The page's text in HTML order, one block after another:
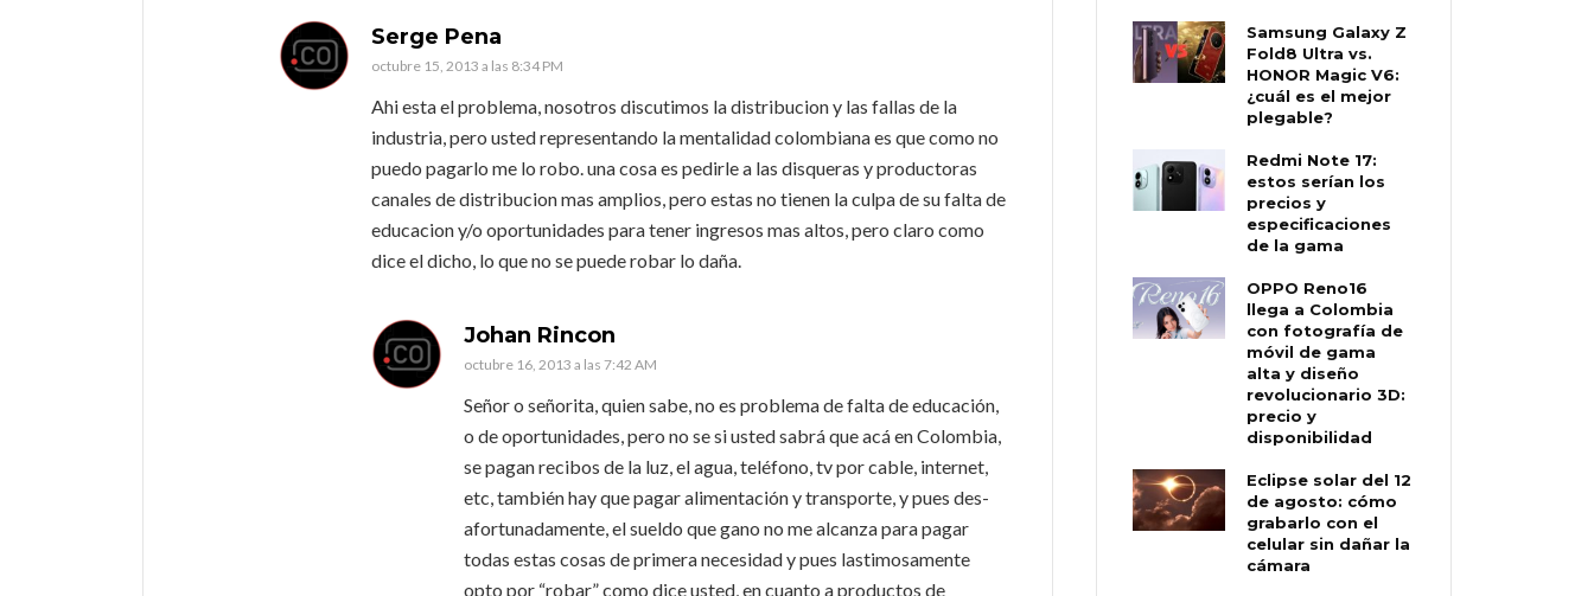
Serge Pena
octubre 15, 2013 a las 8:34 PM
Ahi esta el problema, nosotros discutimos la distribucion y las fallas de la
industria, pero usted representando la mentalidad colombiana es que como no
puedo pagarlo me lo robo. una cosa es pedirle a las disqueras y productoras
canales de distribucion mas amplios, pero estas no tienen la culpa de su falta de
educacion y/o oportunidades para tener ingresos mas altos, pero claro como
dice el dicho, lo que no se puede robar lo daña.
Johan Rincon
octubre 16, 2013 a las 7:42 AM
Señor o señorita, quien sabe, no es problema de falta de educación,
o de oportunidades, pero no se si usted sabrá que acá en Colombia,
se pagan recibos de la luz, el agua, teléfono, tv por cable, internet,
etc, también hay que pagar alimentación y transporte, y pues des-
afortunadamente, el sueldo que gano no me alcanza para pagar
todas estas cosas de primera necesidad y pues lastimosamente
opto por “robar” como dice usted, en cuanto a productos de
Samsung Galaxy Z
Fold8 Ultra vs.
HONOR Magic V6:
¿cuál es el mejor
plegable?
Redmi Note 17:
estos serían los
precios y
especificaciones
de la gama
OPPO Reno16
llega a Colombia
con fotografía de
móvil de gama
alta y diseño
revolucionario 3D:
precio y
disponibilidad
Eclipse solar del 12
de agosto: cómo
grabarlo con el
celular sin dañar la
cámara